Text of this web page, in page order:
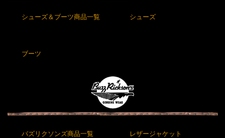
シューズ＆ブーツ商品一覧 シューズ
ブーツ
バズリクソンズ商品一覧 レザージャケット